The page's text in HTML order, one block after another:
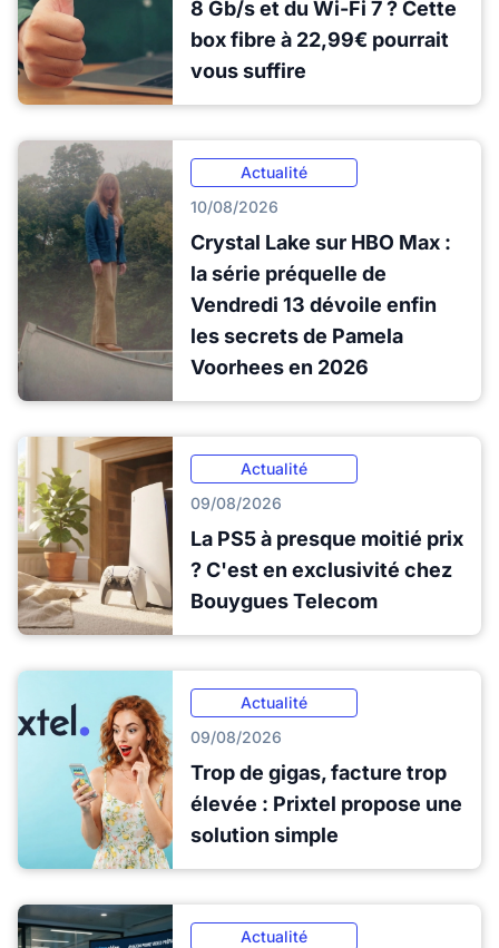
8 Gb/s et du Wi-Fi 7 ? Cette
box fibre à 22,99€ pourrait
vous suffire
Actualité
10/08/2026
Crystal Lake sur HBO Max :
la série préquelle de
Vendredi 13 dévoile enfin
les secrets de Pamela
Voorhees en 2026
Actualité
09/08/2026
La PS5 à presque moitié prix
? C'est en exclusivité chez
Bouygues Telecom
Actualité
09/08/2026
Trop de gigas, facture trop
élevée : Prixtel propose une
solution simple
Actualité